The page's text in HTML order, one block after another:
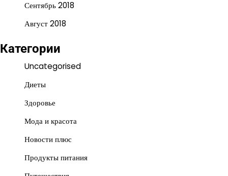
Сентябрь 2018
Август 2018
Категории
Uncategorised
Диеты
Здоровье
Мода и красота
Новости плюс
Продукты питания